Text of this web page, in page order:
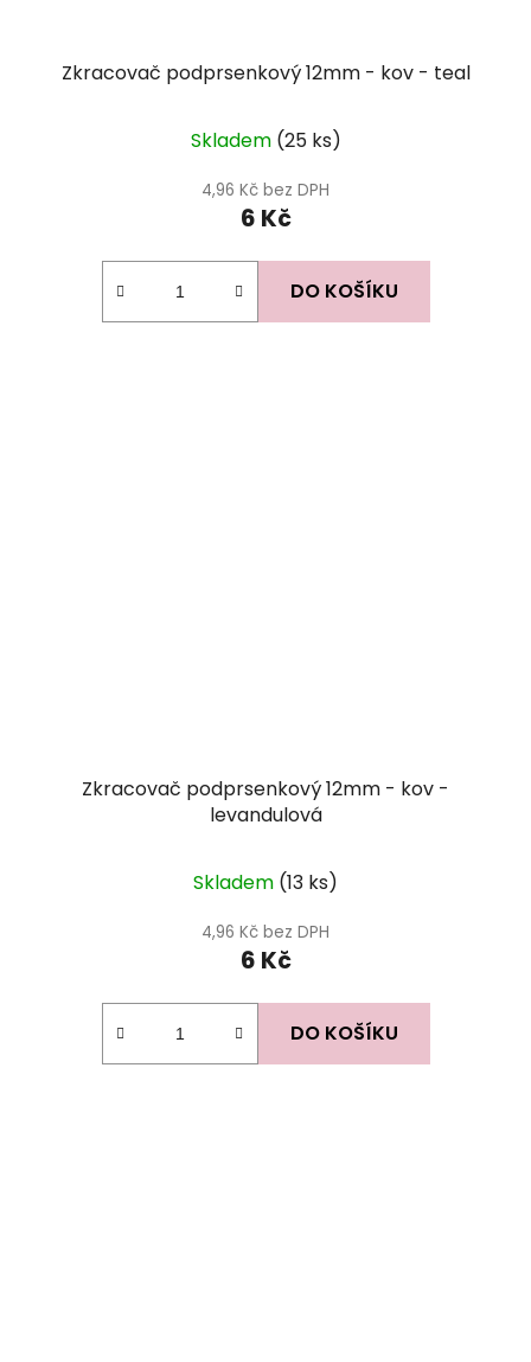
Zkracovač podprsenkový 12mm - kov - teal
Skladem (25 ks)
4,96 Kč bez DPH
6 Kč
DO KOŠÍKU
Zkracovač podprsenkový 12mm - kov -
levandulová
Skladem (13 ks)
4,96 Kč bez DPH
6 Kč
DO KOŠÍKU